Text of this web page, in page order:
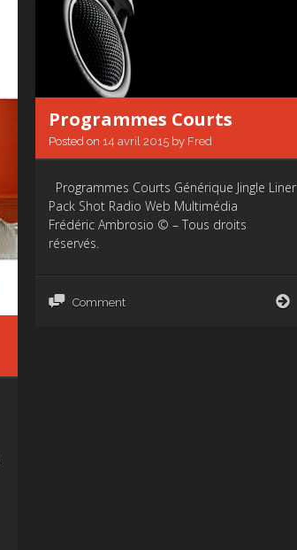
Programmes Courts
Posted on 14 avril 2015 by Fred
Programmes Courts Générique Jingle Liner
Pack Shot Radio Web Multimédia
Frédéric Ambrosio © – Tous droits
réservés.
Comment